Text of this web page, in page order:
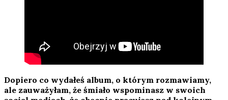
Dopiero co wydałeś album, o którym rozmawiamy,
ale zauważyłam, że śmiało wspominasz w swoich